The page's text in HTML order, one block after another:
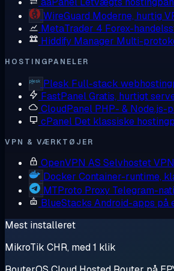
WireGuard Moderne, hurtig
MetaTrader 4 Forex-
Hiddify Manager Multi-
HOSTINGPANELER
Plesk Full-stack
FastPanelGratis, hurtigt
CloudPanel PHP- & Node.js-
cPanel Det klassiske
VPN & VÆRKTØJER
OpenVPN AS Selvhostet
Docker Container-runtime,
MTProto Proxy Telegram-
BlueStacks Android-apps på
Mest installeret
MikroTik CHR, med 1 klik